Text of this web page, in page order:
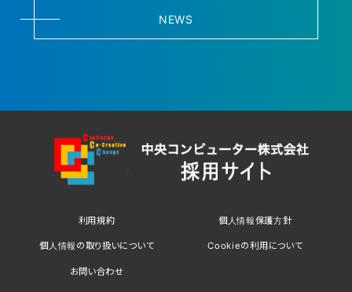
NEWS
利用規約 個人情報保護方針
個人情報の取り扱いについて Cookieの利用について
お問い合わせ